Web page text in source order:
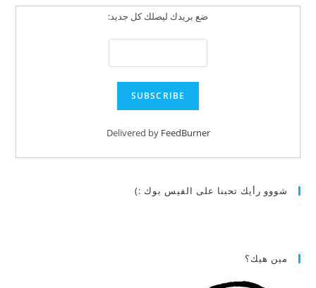
ضع بريدك ليصلك كل جديد:
Delivered by FeedBurner
شووو رأيك تحبنا على الفيس بوك :)
مين هيك؟